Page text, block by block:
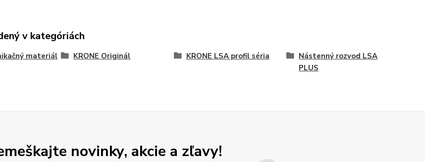
v kategóriách
materiál KRONE Originál KRONE LSA profil séria
Nástenný rozvod LSA
PLUS
novinky, akcie a zľavy!